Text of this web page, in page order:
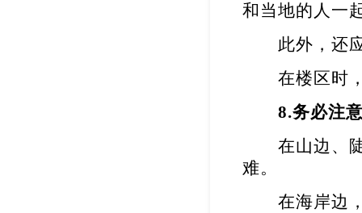
和当地的人一
此外，还应
在楼区时，
8.务必注
在山边、陡
难。
在海岸边，